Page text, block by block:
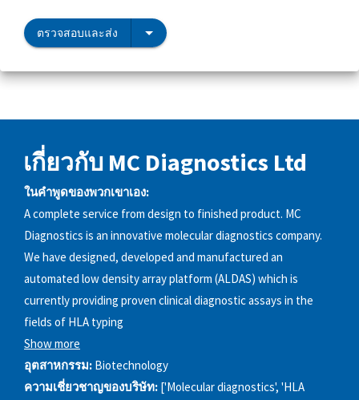
ตรวจสอบและส่ง
เกี่ยวกับ MC Diagnostics Ltd
ในคำพูดของพวกเขาเอง:
A complete service from design to finished product. MC
Diagnostics is an innovative molecular diagnostics company.
We have designed, developed and manufactured an
automated low density array platform (ALDAS) which is
currently providing proven clinical diagnostic assays in the
fields of HLA typing
Show more
อุตสาหกรรม: Biotechnology
ความเชี่ยวชาญของบริษัท: ['Molecular diagnostics', 'HLA